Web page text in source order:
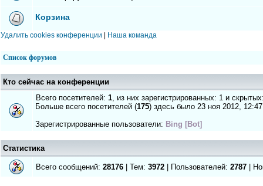
Корзина
Удалить cookies конференции Наша команда
Список форумов
Кто сейчас на конференции
Всего посетителей: 1, из них зарегистрированных: 1 и
Больше всего посетителей (175) здесь было 23 ноя 2012, 12:47
Зарегистрированные пользователи: Bing [Bot]
Статистика
Всего сообщений: 28176 | Тем: 3972 | Пользователей: 2787 |